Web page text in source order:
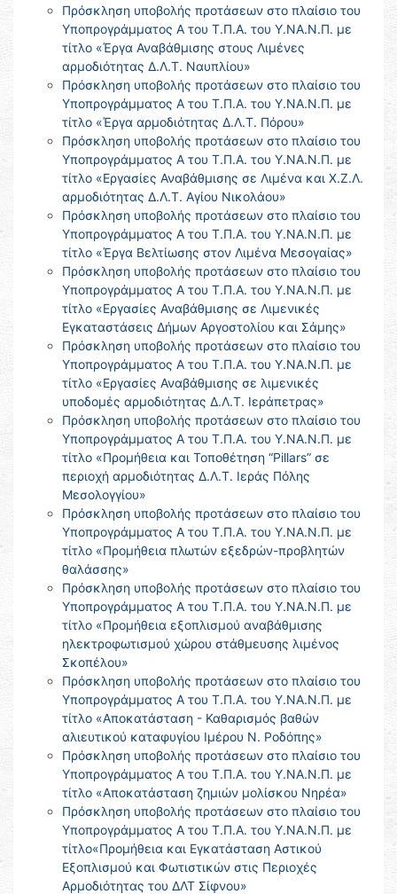
Πρόσκληση υποβολής προτάσεων στο πλαίσιο του
Υποπρογράμματος Α του Τ.Π.Α. του Υ.ΝΑ.Ν.Π. με
τίτλο «Έργα Αναβάθμισης στους Λιμένες
αρμοδιότητας Δ.Λ.Τ. Ναυπλίου»
Πρόσκληση υποβολής προτάσεων στο πλαίσιο του
Υποπρογράμματος Α του Τ.Π.Α. του Υ.ΝΑ.Ν.Π. με
τίτλο «Έργα αρμοδιότητας Δ.Λ.Τ. Πόρου»
Πρόσκληση υποβολής προτάσεων στο πλαίσιο του
Υποπρογράμματος Α του Τ.Π.Α. του Υ.ΝΑ.Ν.Π. με
τίτλο «Εργασίες Αναβάθμισης σε Λιμένα και Χ.Ζ.Λ.
αρμοδιότητας Δ.Λ.Τ. Αγίου Νικολάου»
Πρόσκληση υποβολής προτάσεων στο πλαίσιο του
Υποπρογράμματος Α του Τ.Π.Α. του Υ.ΝΑ.Ν.Π. με
τίτλο «Έργα Βελτίωσης στον Λιμένα Μεσογαίας»
Πρόσκληση υποβολής προτάσεων στο πλαίσιο του
Υποπρογράμματος Α του Τ.Π.Α. του Υ.ΝΑ.Ν.Π. με
τίτλο «Εργασίες Αναβάθμισης σε Λιμενικές
Εγκαταστάσεις Δήμων Αργοστολίου και Σάμης»
Πρόσκληση υποβολής προτάσεων στο πλαίσιο του
Υποπρογράμματος Α του Τ.Π.Α. του Υ.ΝΑ.Ν.Π. με
τίτλο «Εργασίες Αναβάθμισης σε λιμενικές
υποδομές αρμοδιότητας Δ.Λ.Τ. Ιεράπετρας»
Πρόσκληση υποβολής προτάσεων στο πλαίσιο του
Υποπρογράμματος Α του Τ.Π.Α. του Υ.ΝΑ.Ν.Π. με
τίτλο «Προμήθεια και Τοποθέτηση “Pillars” σε
περιοχή αρμοδιότητας Δ.Λ.Τ. Ιεράς Πόλης
Μεσολογγίου»
Πρόσκληση υποβολής προτάσεων στο πλαίσιο του
Υποπρογράμματος Α του Τ.Π.Α. του Υ.ΝΑ.Ν.Π. με
τίτλο «Προμήθεια πλωτών εξεδρών-προβλητών
θαλάσσης»
Πρόσκληση υποβολής προτάσεων στο πλαίσιο του
Υποπρογράμματος Α του Τ.Π.Α. του Υ.ΝΑ.Ν.Π. με
τίτλο «Προμήθεια εξοπλισμού αναβάθμισης
ηλεκτροφωτισμού χώρου στάθμευσης λιμένος
Σκοπέλου»
Πρόσκληση υποβολής προτάσεων στο πλαίσιο του
Υποπρογράμματος Α του Τ.Π.Α. του Υ.ΝΑ.Ν.Π. με
τίτλο «Αποκατάσταση - Καθαρισμός βαθών
αλιευτικού καταφυγίου Ιμέρου Ν. Ροδόπης»
Πρόσκληση υποβολής προτάσεων στο πλαίσιο του
Υποπρογράμματος Α του Τ.Π.Α. του Υ.ΝΑ.Ν.Π. με
τίτλο «Αποκατάσταση ζημιών μολίσκου Νηρέα»
Πρόσκληση υποβολής προτάσεων στο πλαίσιο του
Υποπρογράμματος Α του Τ.Π.Α. του Υ.ΝΑ.Ν.Π. με
τίτλο«Προμήθεια και Εγκατάσταση Αστικού
Εξοπλισμού και Φωτιστικών στις Περιοχές
Αρμοδιότητας του ΔΛΤ Σίφνου»